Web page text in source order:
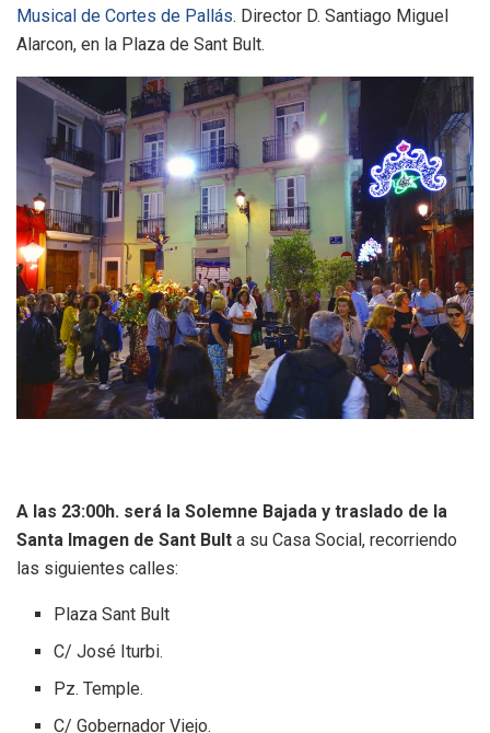
Musical de Cortes de Pallás. Director D. Santiago Miguel
Alarcon, en la Plaza de Sant Bult.
A las 23:00h. será la Solemne Bajada y traslado de la
Santa Imagen de Sant Bult a su Casa Social, recorriendo
las siguientes calles:
Plaza Sant Bult
C/ José Iturbi.
Pz. Temple.
C/ Gobernador Viejo.